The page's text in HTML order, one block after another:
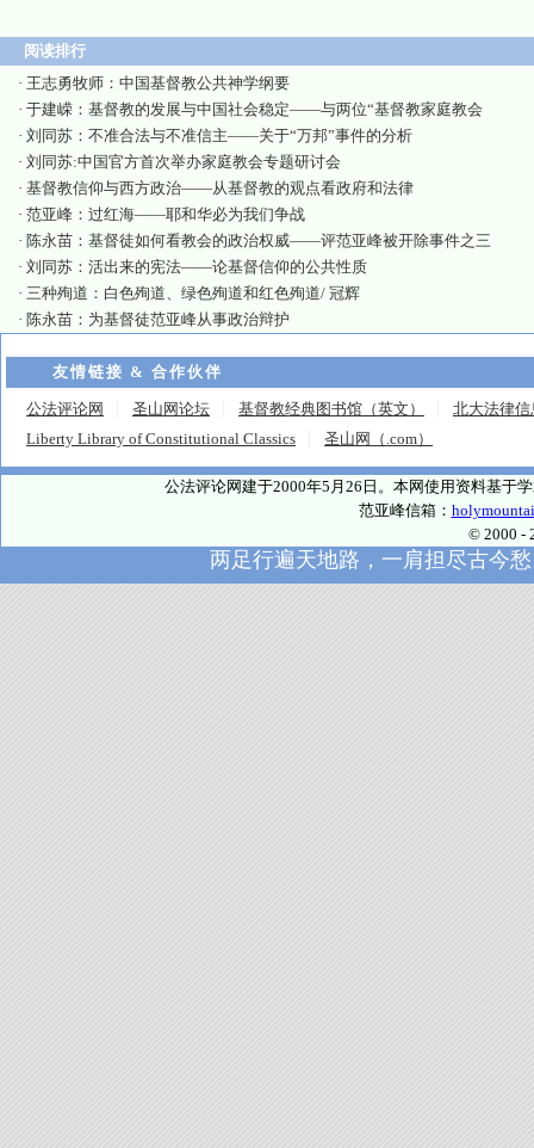
阅读排行
· 王志勇牧师：中国基督教公共神学纲要
· 于建嵘：基督教的发展与中国社会稳定——与两位“基督教家庭教会
· 刘同苏：不准合法与不准信主——关于“万邦”事件的分析
· 刘同苏:中国官方首次举办家庭教会专题研讨会
· 基督教信仰与西方政治——从基督教的观点看政府和法律
· 范亚峰：过红海——耶和华必为我们争战
· 陈永苗：基督徒如何看教会的政治权威——评范亚峰被开除事件之三
· 刘同苏：活出来的宪法——论基督信仰的公共性质
· 三种殉道：白色殉道、绿色殉道和红色殉道/ 冠辉
· 陈永苗：为基督徒范亚峰从事政治辩护
友情链接 & 合作伙伴
公法评论网 圣山网论坛 基督教经典图书馆（英文）
北大法律信
Liberty Library of Constitutional Classics
圣山网（.com）
公法评论网建于2000年5月26日。本网使用资料基于
范亚峰信箱：
© 2000 -
两足行遍天地路，一肩担尽古今